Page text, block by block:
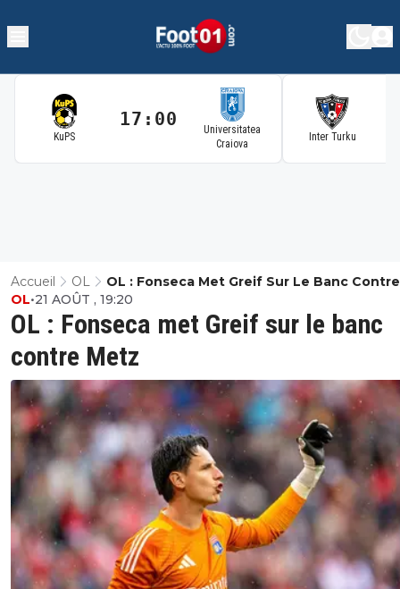
KuPS
17:00
Universitatea
Craiova
Inter Turku
Accueil OL OL : Fonseca Met Greif Sur Le Banc
OL : Fonseca met Greif sur le banc
contre Metz
OL•21 AOÛT , 19:20